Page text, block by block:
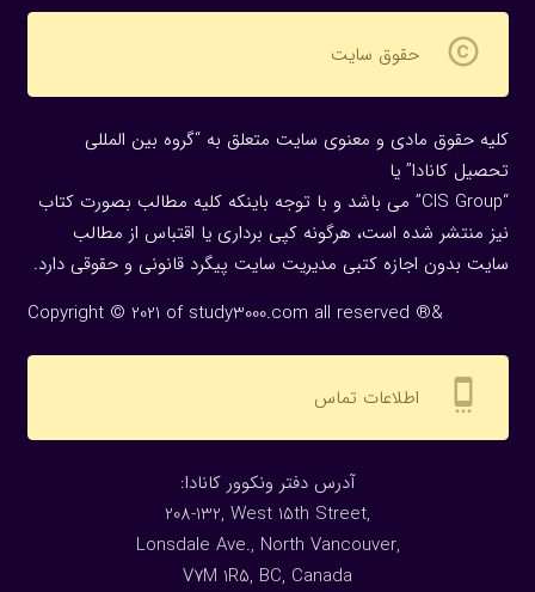
copyright حقوق سایت
کلیه حقوق مادی و معنوی سایت متعلق به “گروه بین المللی
تحصیل کانادا” یا
“CIS Group” می باشد و با توجه باینکه کلیه مطالب بصورت کتاب
نیز منتشر شده است، هرگونه كپی برداری یا اقتباس از مطالب
سایت بدون اجازه كتبی مدیریت سایت پیگرد قانونی و حقوقی دارد.
Copyright © 2021 of study3000.com all reserved ®&
settings_cell اطلاعات تماس
:آدرس دفتر ونکوور کانادا
208-132, West 15th Street,
Lonsdale Ave., North Vancouver,
V7M 1R5, BC, Canada